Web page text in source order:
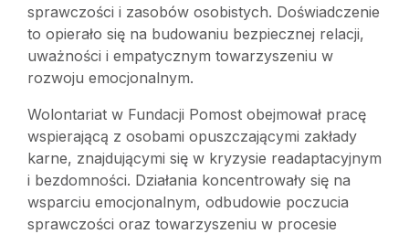
sprawczości i zasobów osobistych. Doświadczenie
to opierało się na budowaniu bezpiecznej relacji,
uważności i empatycznym towarzyszeniu w
rozwoju emocjonalnym.
Wolontariat w Fundacji Pomost obejmował pracę
wspierającą z osobami opuszczającymi zakłady
karne, znajdującymi się w kryzysie readaptacyjnym
i bezdomności. Działania koncentrowały się na
wsparciu emocjonalnym, odbudowie poczucia
sprawczości oraz towarzyszeniu w procesie